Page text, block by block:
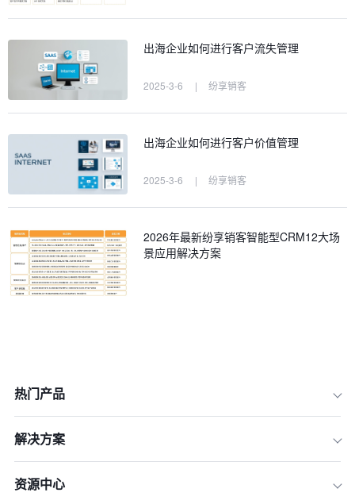
出海企业如何进行客户流失管理
2025-3-6 | 纷享销客
出海企业如何进行客户价值管理
2025-3-6 | 纷享销客
2026年最新纷享销客智能型CRM12大场
景应用解决方案
热门产品
解决方案
资源中心